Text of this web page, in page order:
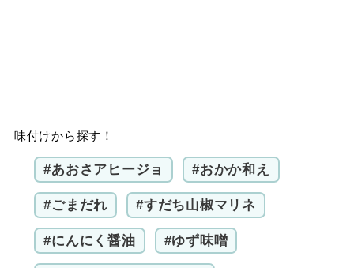
味付けから探す！
#あおさアヒージョ #おかか和え
#ごまだれ #すだち山椒マリネ
#にんにく醤油 #ゆず味噌